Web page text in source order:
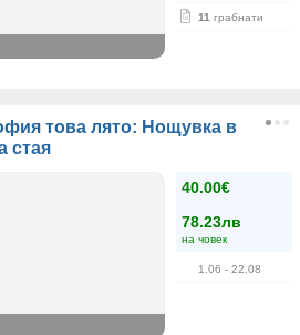
11 грабнати
това лято: Нощувка в
стая
40.00€
78.23лв
на човек
1.06 - 22.08